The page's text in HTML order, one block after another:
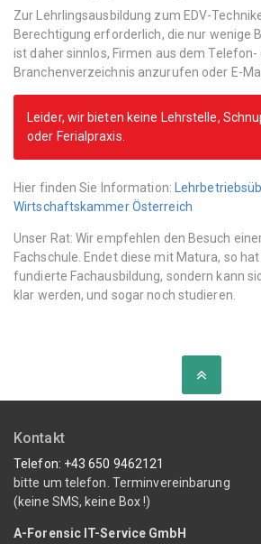
Zur Lehrlingsausbildung zum EDV-
Berechtigung erforderlich, die nur wenige
ist daher sinnlos, Firmen aus dem Telefon-
Branchenverzeichnis anzurufen oder E-
Leider, wir bieten keine Lehrstelle,
oder Ferialpraxis.
Hier finden Sie Information:
Wirtschaftskammer Österreich
Unser Rat: Wir empfehlen den Besuch
Fachschule. Endet diese mit Matura, so
fundierte Fachausbildung, sondern kann
klar werden, und sogar noch studieren.
Kontakt
Telefon: +43 650 9462121
bitte um telefon. Terminvereinbarung
(keine SMS, keine Box !)
A-Forensic IT-Service GmbH